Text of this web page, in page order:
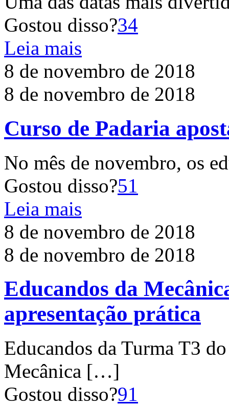
Gostou disso?34
Leia mais
8 de novembro de 2018
8 de novembro de 2018
Curso de Padaria
No mês de novembro, os
Gostou disso?51
Leia mais
8 de novembro de 2018
8 de novembro de 2018
Educandos da
apresentação prática
Educandos da Turma T3
Mecânica […]
Gostou disso?91